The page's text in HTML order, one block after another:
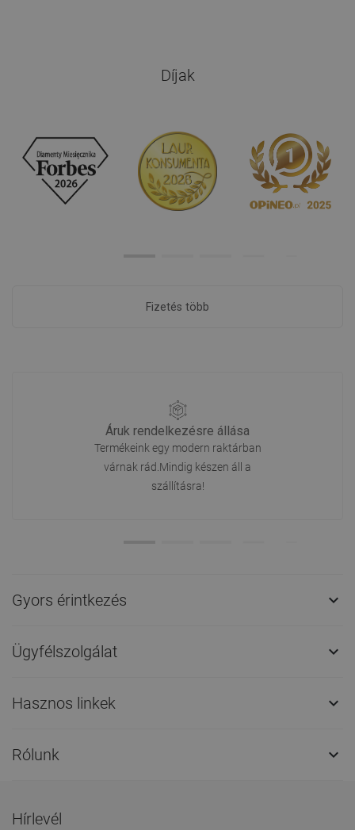
Díjak
Fizetés több
Áruk rendelkezésre állása
Termékeink egy modern raktárban
várnak rád.Mindig készen áll a
szállításra!
Gyors érintkezés 
Ügyfélszolgálat 
Hasznos linkek 
Rólunk 
Hírlevél